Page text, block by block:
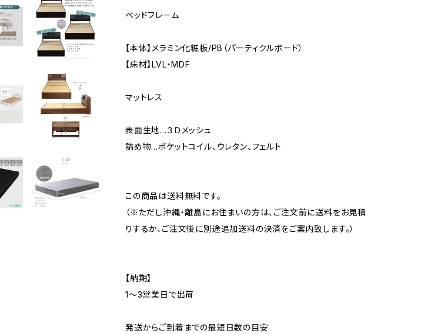
ベッドフレーム
【本体】メラミン化粧板/PB（パーティクルボード）
【床材】LVL・MDF
マットレス
表面生地…３Ｄメッシュ
詰め物…ポケットコイル、ウレタン、フェルト
この商品は送料無料です。
（※ただし沖縄・離島にお住まいの方は、ご注文前に送料をお見積
りするか、ご注文後に別途追加送料の決済をご案内致します。）
【納期】
1〜3営業日で出荷
発送からご到着までの最短日数の目安